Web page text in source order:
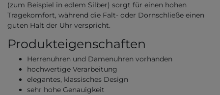
(zum Beispiel in edlem Silber) sorgt für einen hohen
Tragekomfort, während die Falt- oder Dornschließe einen
guten Halt der Uhr verspricht.
Produkteigenschaften
Herrenuhren und Damenuhren vorhanden
hochwertige Verarbeitung
elegantes, klassisches Design
sehr hohe Genauigkeit